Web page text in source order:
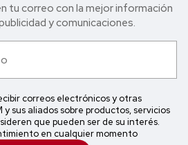
tu correo con la mejor in formación
y comunicaciones.
correos electrónicos y otras
y sus aliados sobre productos, servicios
que pueden ser de su interés.
en cualquier momento